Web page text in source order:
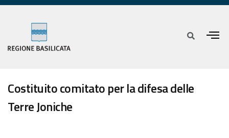
Costituito comitato per la difesa delle
Terre Joniche